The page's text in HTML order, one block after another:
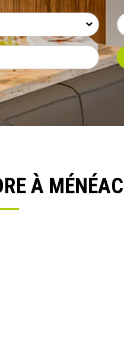
À MÉNÉAC